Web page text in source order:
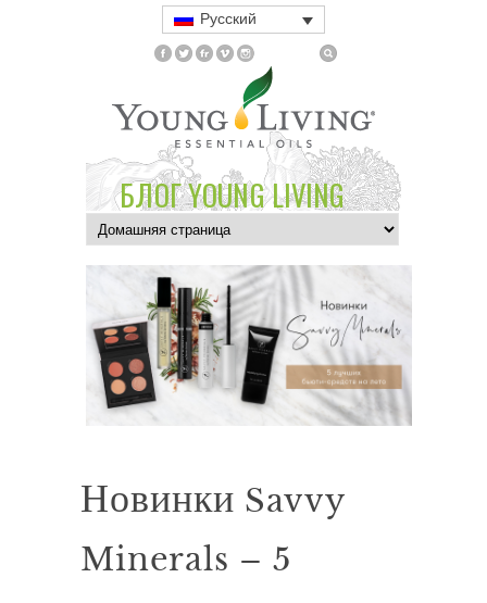
Русский
БЛОГ YOUNG LIVING
Новинки Savvy
Minerals – 5